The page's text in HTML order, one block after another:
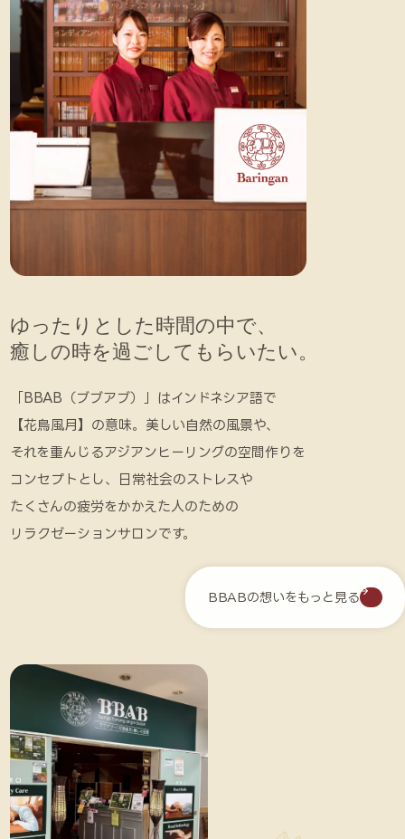
ゆったりとした時間の中で、
癒しの時を過ごしてもらいたい。
「BBAB（ブブアブ）」はインドネシア語で
【花鳥風月】の意味。美しい自然の風景や、
それを重んじるアジアンヒーリングの空間作りを
コンセプトとし、日常社会のストレスや
たくさんの疲労をかかえた人のための
リラクゼーションサロンです。
BBABの想いをもっと見る